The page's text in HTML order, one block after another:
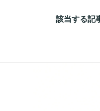
該当する記